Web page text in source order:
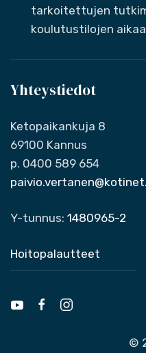
tarkoitettujen
koulutustilojen
Yhteystiedot
Ketopaikankuja 8
69100 Kannus
p. 0400 589 654
Y-tunnus: 1480965-2
Hoitopalautteet
©